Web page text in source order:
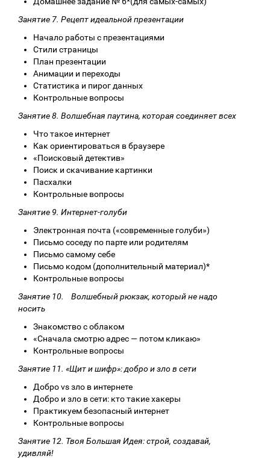
Занятие 7. Рецепт идеальной презентации
Начало работы с презентациями
Стили страницы
План презентации
Анимации и переходы
Статистика и пирог данных
Контрольные вопросы
Занятие 8. Волшебная паутина, которая соединяет всех
Что такое интернет
Как ориентироваться в браузере
«Поисковый детектив»
Поиск и скачивание картинки
Пасхалки
Контрольные вопросы
Занятие 9. Интернет-голуби
Электронная почта («современные голуби»)
Письмо соседу по парте или родителям
Письмо самому себе
Письмо кодом (дополнительный материал)*
Контрольные вопросы
Занятие 10. Волшебный рюкзак, который не надо
носить
Знакомство с облаком
«Сначала смотрю адрес — потом кликаю»
Контрольные вопросы
Занятие 11. «Щит и шифр»: добро и зло в сети
Добро vs зло в интернете
Добро и зло в сети: кто такие хакеры
Практикуем безопасный интернет
Контрольные вопросы
Занятие 12. Твоя Большая Идея: строй, создавай,
удивляй!